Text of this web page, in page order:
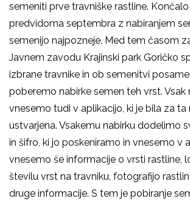
semeniti prve travniške rastline.
predvidoma septembra z nabiranjem
semenijo najpozneje. Med tem časom
Javnem zavodu Krajinski park Goričko
izbrane travnike in ob semenitvi
poberemo nabirke semen teh vrst. Vsak
vnesemo tudi v aplikacijo, ki je bila za ta
ustvarjena. Vsakemu nabirku dodelimo
in šifro, ki jo poskeniramo in vnesemo v
vnesemo še informacije o vrsti rastline,
številu vrst na travniku, fotografijo
druge informacije. S tem je pobiranje